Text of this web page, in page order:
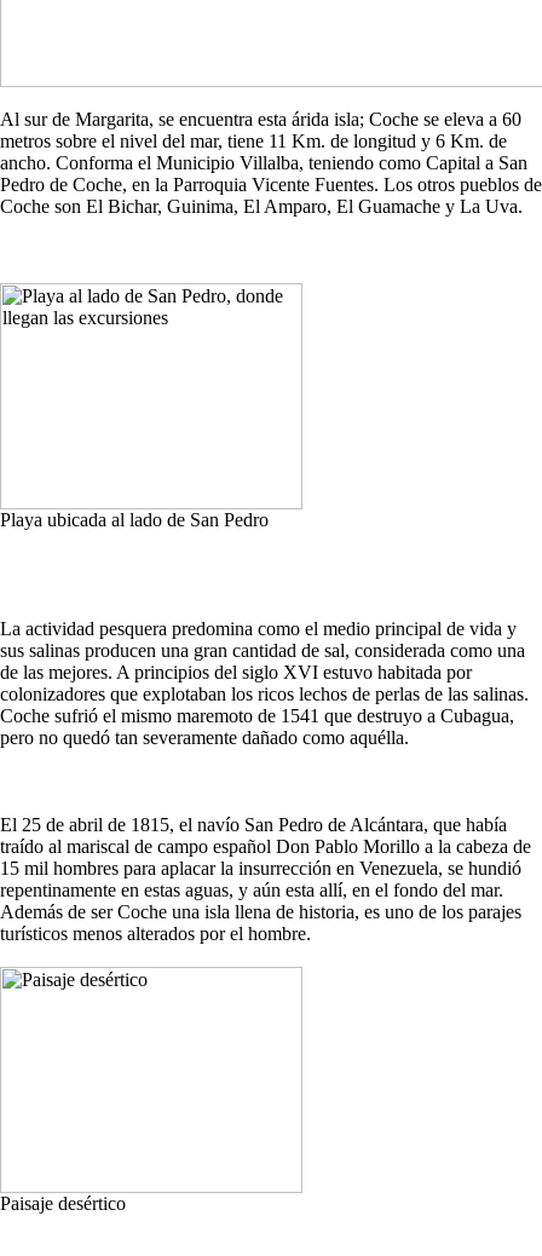
Al sur de Margarita, se encuentra esta árida isla; Coche se eleva a 60
metros sobre el nivel del mar, tiene 11 Km. de longitud y 6 Km. de
ancho. Conforma el Municipio Villalba, teniendo como Capital a San
Pedro de Coche, en la Parroquia Vicente Fuentes. Los otros pueblos de
Coche son El Bichar, Guinima, El Amparo, El Guamache y La Uva.
Playa ubicada al lado de San Pedro
La actividad pesquera predomina como el medio principal de vida y
sus salinas producen una gran cantidad de sal, considerada como una
de las mejores. A principios del siglo XVI estuvo habitada por
colonizadores que explotaban los ricos lechos de perlas de las salinas.
Coche sufrió el mismo maremoto de 1541 que destruyo a Cubagua,
pero no quedó tan severamente dañado como aquélla.
El 25 de abril de 1815, el navío San Pedro de Alcántara, que había
traído al mariscal de campo español Don Pablo Morillo a la cabeza de
15 mil hombres para aplacar la insurrección en Venezuela, se hundió
repentinamente en estas aguas, y aún esta allí, en el fondo del mar.
Además de ser Coche una isla llena de historia, es uno de los parajes
turísticos menos alterados por el hombre.
Paisaje desértico